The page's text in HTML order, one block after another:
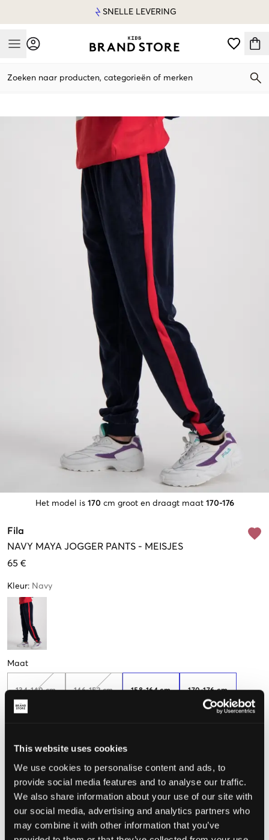
This website uses cookies
We use cookies to personalise content and ads, to
provide social media features and to analyse our traffic.
We also share information about your use of our site with
our social media, advertising and analytics partners who
may combine it with other information that you’ve
SNELLE LEVERING
Mobile Menu
Zoeken naar producten, categorieën of merken
Het model is 170 cm groot en draagt maat 170-176
Fila
NAVY MAYA JOGGER PANTS - MEISJES
65 €
Kleur: Navy
Maat
134-140 cm 146-152 cm 158-164 cm 170-176 cm
De maat lijkt
Te klein Perfect
KIES EEN MAAT